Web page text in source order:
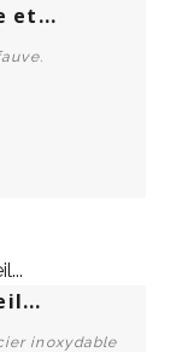
et...
inoxydable